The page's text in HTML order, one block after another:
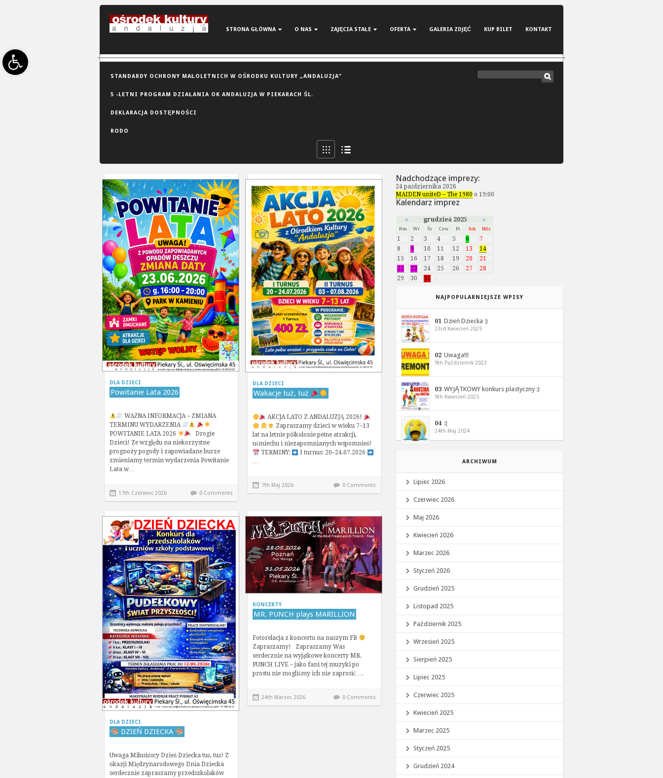
Open toolbar
STRONA GŁÓWNA O NAS ZAJĘCIA STAŁE OFERTA GALERIA ZDJĘĆ KUP BILET KONTAKT
STANDARDY OCHRONY MAŁOLETNICH W OŚRODKU KULTURY „ANDALUZJA”
5 -LETNI PROGRAM DZIAŁANIA OK ANDALUZJA W PIEKARACH ŚL.
DEKLARACJA DOSTĘPNOŚCI
RODO
DLA DZIECI
Powitanie Lata 2026
WAŻNA INFORMACJA – ZMIANA
TERMINU WYDARZENIA
POWITANIE LATA 2026
Drogie
Dzieci! Ze względu na niekorzystne
prognozy pogody i zapowiadane burze
zmieniamy termin wydarzenia Powitanie
Lata w…
17th Czerwiec 2026 0 Comments
DLA DZIECI
Wakacje tuż, tuż
AKCJA LATO Z ANDALUZJĄ 2026!
Zapraszamy dzieci w wieku 7–13
lat na letnie półkolonie pełne atrakcji,
uśmiechu i niezapomnianych wspomnień!
TERMINY:
I turnus: 20–24.07.2026
…
7th Maj 2026 0 Comments
DLA DZIECI
DZIEŃ DZIECKA
Uwaga Milusińscy Dzień Dziecka tuż, tuż! Z
okazji Międzynarodowego Dnia Dziecka
serdecznie zapraszamy przedszkolaków
KONCERTY
MR. PUNCH plays MARILLION
Fotorelacja z koncertu na naszym FB
Zapraszamy! Zapraszamy Was
serdecznie na wyjątkowe koncerty MR.
PUNCH LIVE – jako fani tej muzyki po
prostu nie mogliśmy ich nie zaprosić….
24th Marzec 2026 0 Comments
Nadchodzące imprezy:
24 października 2026
MAIDEN uniteD – The 1980 o 19:00
Kalendarz imprez
« grudzień 2025 »
Pon Wt Śr Czw Pt Sob Ndz
1 2 3 4 5 6
7
8
9 10 11 12 13
14
15
16 17 18 19 20
21
22
23 24 25 26 27
28
29
30 31
NAJPOPULARNIEJSZE WPISY
01 Dzień Dziecka :)
23rd Kwiecień 2025
02 Uwaga!!!
9th Październik 2023
03 WYJĄTKOWY konkurs plastyczny :)
9th Kwiecień 2025
04 :(
24th Maj 2024
ARCHIWUM
Lipiec 2026
Czerwiec 2026
Maj 2026
Kwiecień 2026
Marzec 2026
Styczeń 2026
Grudzień 2025
Listopad 2025
Październik 2025
Wrzesień 2025
Sierpień 2025
Lipiec 2025
Czerwiec 2025
Kwiecień 2025
Marzec 2025
Styczeń 2025
Grudzień 2024